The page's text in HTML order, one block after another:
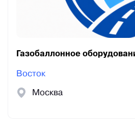
Газобаллонное
Восток
Москва